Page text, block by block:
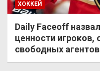
ХОККЕЙ
Daily Faceoff
ценности игроков,
свободных агентов